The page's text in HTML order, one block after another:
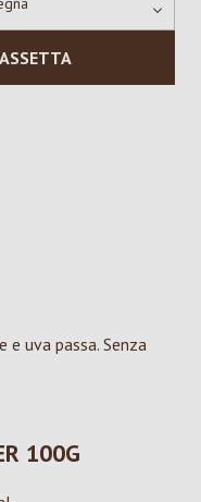
uva passa. Senza
100G